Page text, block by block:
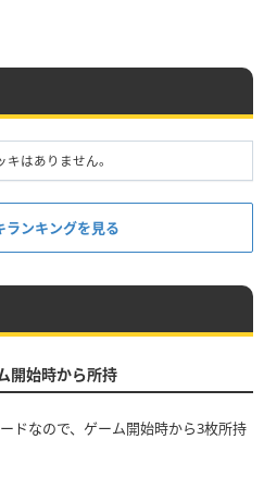
キはありません。
ンキングを見る
開始時から所持
ドなので、ゲーム開始時から3枚所持